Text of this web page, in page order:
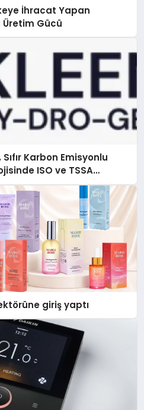
İhracat Yapan
Üretim Gücü
Karbon Emisyonlu
ISO ve TSSA
giriş yaptı